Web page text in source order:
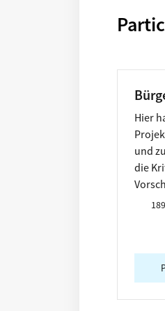
Hier
und
die
Die
endet